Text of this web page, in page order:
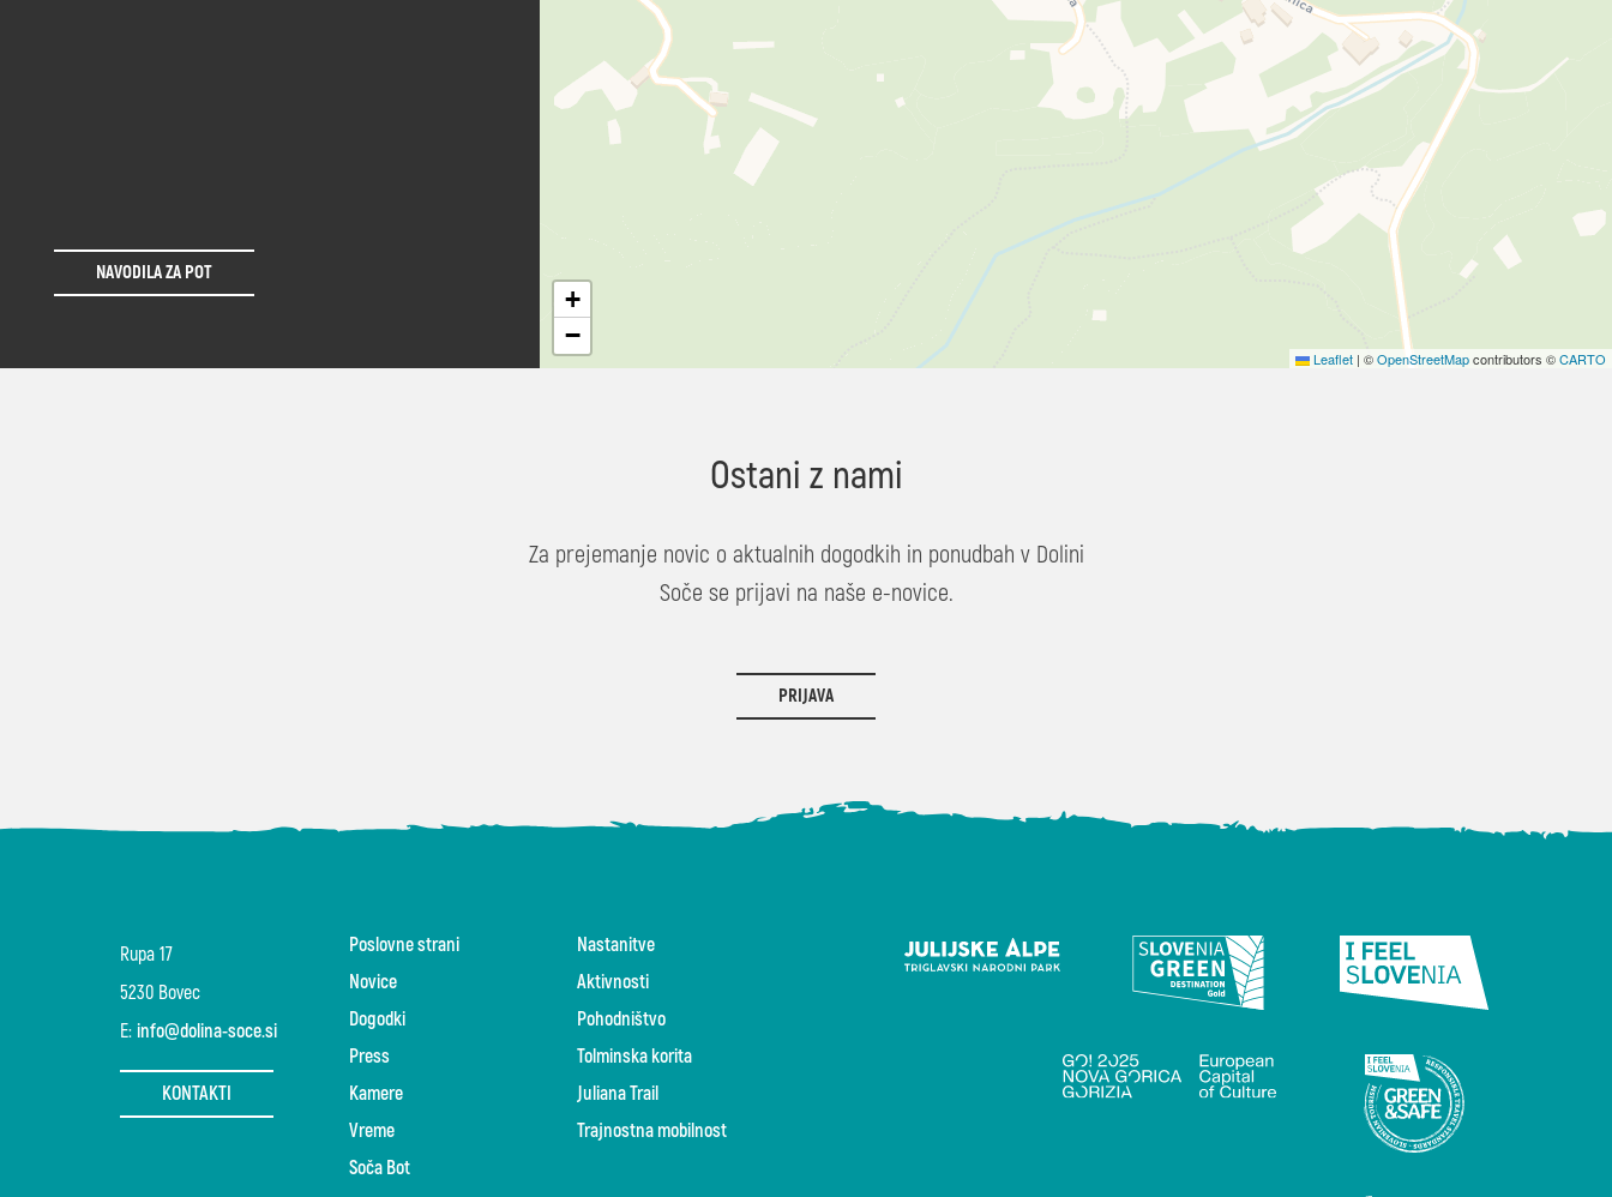
NAVODILA ZA POT
+
−
Leaflet | ©OpenStreetMapcontributors ©CARTO
Ostani z nami
Za prejemanje novic o aktualnih dogodkih in ponudbah v Dolini
Soče se prijavi na naše e-novice.
PRIJAVA
Rupa 17
5230 Bovec
E: info@dolina-soce.si
KONTAKTI
Poslovne strani
Novice
Dogodki
Press
Kamere
Vreme
Soča Bot
Nastanitve
Aktivnosti
Pohodništvo
Tolminska korita
Juliana Trail
Trajnostna mobilnost